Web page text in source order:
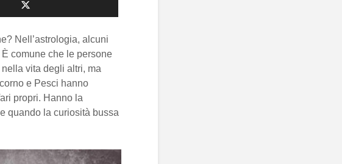
Nell’astrologia, alcuni
comune che le persone
vita degli altri, ma
e Pesci hanno
propri. Hanno la
quando la curiosità bussa